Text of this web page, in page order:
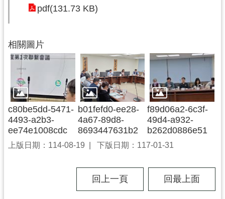
我
訊
公
告
業
務
訊
pdf(131.73 KB)
相關圖片
c80be5dd-5471-
4493-a2b3-
ee74e1008cdc
b01fefd0-ee28-
4a67-89d8-
8693447631b2
f89d06a2-6c3f-
49d4-a932-
b262d0886e51
上版日期：114-08-19 下版日期：117-01-31
回上一頁 回最上面